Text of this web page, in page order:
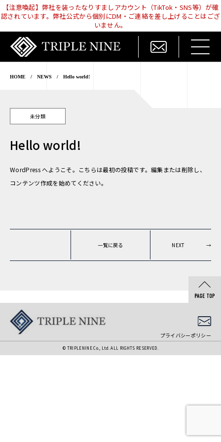
【注意喚起】弊社を装ったなりすましアカウント（TikTok・SNS等）が確
認されています。弊社公式から個別にDM・ご連絡を差し上げることはござ
いません。
HOME / NEWS / Hello world!
未分類
Hello world!
WordPress へようこそ。こちらは最初の投稿です。編集または削除し、
コンテンツ作成を始めてください。
一覧に戻る NEXT →
プライバシーポリシー
© TRIPLENINE Co., Ltd. ALL RIGHTS RESERVED.